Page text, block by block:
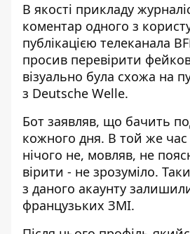
В якості прикладу
коментар одного з
публікацією телеканала
просив перевірити
візуально була схожа на
з Deutsche Welle.
Бот заявляв, що бачить
кожного дня. В той же час
нічого не, мовляв, не
вірити - не зрозуміло.
з даного акаунту
французьких ЗМІ.